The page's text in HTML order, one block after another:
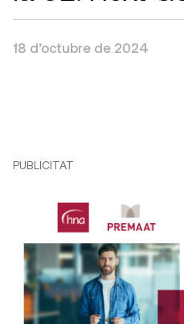
18 d’octubre de 2024
PUBLICITAT